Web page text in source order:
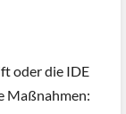
oder die IDE
Maßnahmen: